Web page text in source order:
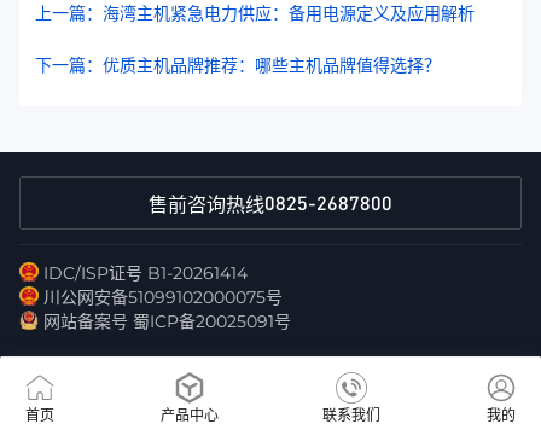
上一篇：海湾主机紧急电力供应：备用电源定义及应用解析
下一篇：优质主机品牌推荐：哪些主机品牌值得选择？
售前咨询热线0825-2687800
IDC/ISP证号 B1-20261414
川公网安备51099102000075号
网站备案号 蜀ICP备20025091号
首页 产品中心 联系我们 我的